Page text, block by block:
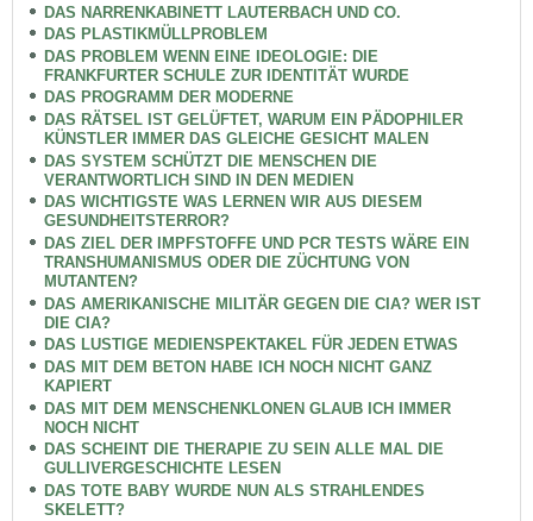
DAS NARRENKABINETT LAUTERBACH UND CO.
DAS PLASTIKMÜLLPROBLEM
DAS PROBLEM WENN EINE IDEOLOGIE: DIE
FRANKFURTER SCHULE ZUR IDENTITÄT WURDE
DAS PROGRAMM DER MODERNE
DAS RÄTSEL IST GELÜFTET, WARUM EIN PÄDOPHILER
KÜNSTLER IMMER DAS GLEICHE GESICHT MALEN
DAS SYSTEM SCHÜTZT DIE MENSCHEN DIE
VERANTWORTLICH SIND IN DEN MEDIEN
DAS WICHTIGSTE WAS LERNEN WIR AUS DIESEM
GESUNDHEITSTERROR?
DAS ZIEL DER IMPFSTOFFE UND PCR TESTS WÄRE EIN
TRANSHUMANISMUS ODER DIE ZÜCHTUNG VON
MUTANTEN?
DAS AMERIKANISCHE MILITÄR GEGEN DIE CIA? WER IST
DIE CIA?
DAS LUSTIGE MEDIENSPEKTAKEL FÜR JEDEN ETWAS
DAS MIT DEM BETON HABE ICH NOCH NICHT GANZ
KAPIERT
DAS MIT DEM MENSCHENKLONEN GLAUB ICH IMMER
NOCH NICHT
DAS SCHEINT DIE THERAPIE ZU SEIN ALLE MAL DIE
GULLIVERGESCHICHTE LESEN
DAS TOTE BABY WURDE NUN ALS STRAHLENDES
SKELETT?